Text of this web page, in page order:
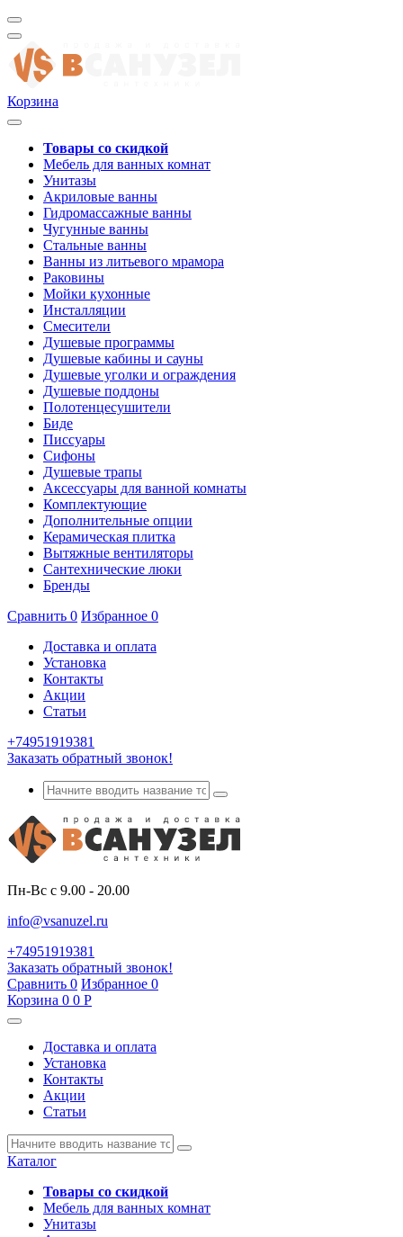
Корзина
Товары со скидкой
Мебель для ванных комнат
Унитазы
Акриловые ванны
Гидромассажные ванны
Чугунные ванны
Стальные ванны
Ванны из литьевого мрамора
Раковины
Мойки кухонные
Инсталляции
Смесители
Душевые программы
Душевые кабины и сауны
Душевые уголки и ограждения
Душевые поддоны
Полотенцесушители
Биде
Писсуары
Сифоны
Душевые трапы
Аксессуары для ванной комнаты
Комплектующие
Дополнительные опции
Керамическая плитка
Вытяжные вентиляторы
Сантехнические люки
Бренды
Сравнить 0 Избранное 0
Доставка и оплата
Установка
Контакты
Акции
Статьи
+74951919381
Заказать обратный звонок!
Пн-Вс с 9.00 - 20.00
info@vsanuzel.ru
+74951919381
Заказать обратный звонок!
Сравнить 0 Избранное 0
Корзина 0 0 Р
Доставка и оплата
Установка
Контакты
Акции
Статьи
Каталог
Товары со скидкой
Мебель для ванных комнат
Унитазы